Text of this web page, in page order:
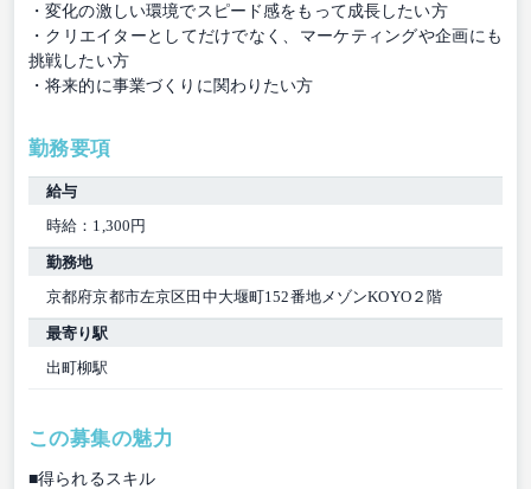
・変化の激しい環境でスピード感をもって成長したい方
・クリエイターとしてだけでなく、マーケティングや企画にも
挑戦したい方
・将来的に事業づくりに関わりたい方
勤務要項
給与
時給：1,300円
勤務地
京都府京都市左京区田中大堰町152番地メゾンKOYO２階
最寄り駅
出町柳駅
この募集の魅力
■得られるスキル